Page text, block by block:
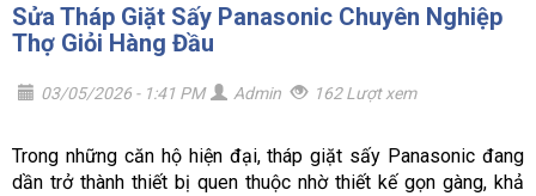
Sửa Tháp Giặt Sấy Panasonic Chuyên Nghiệp
Thợ Giỏi Hàng Đầu
03/05/2026 - 1:41 PM Admin 162 Lượt xem
Trong những căn hộ hiện đại, tháp giặt sấy Panasonic đang
dần trở thành thiết bị quen thuộc nhờ thiết kế gọn gàng, khả